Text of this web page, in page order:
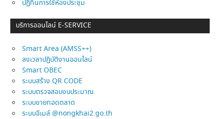
ปฏิทินการใช้ห้องประชุม
บริการออนไลน์ E-SERVICE
Smart Area (AMSS++)
ลงเวลาปฏิบัติงานออนไลน์
Smart OBEC
ระบบสร้าง QR CODE
ระบบตรวจสอบงบประมาณ
ระบบขายทอดตลาด
ระบบอีเมล์ @nongkhai2.go.th